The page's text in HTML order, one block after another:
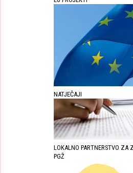
NATJEČAJI
LOKALNO PARTNERSTVO ZA
PGŽ